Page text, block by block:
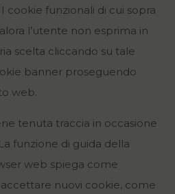
cookie funzionali di cui sopra
l’utente non esprima in
scelta cliccando su tale
banner proseguendo
web.
tenuta traccia in occasione
funzione di guida della
web spiega come
nuovi cookie, come